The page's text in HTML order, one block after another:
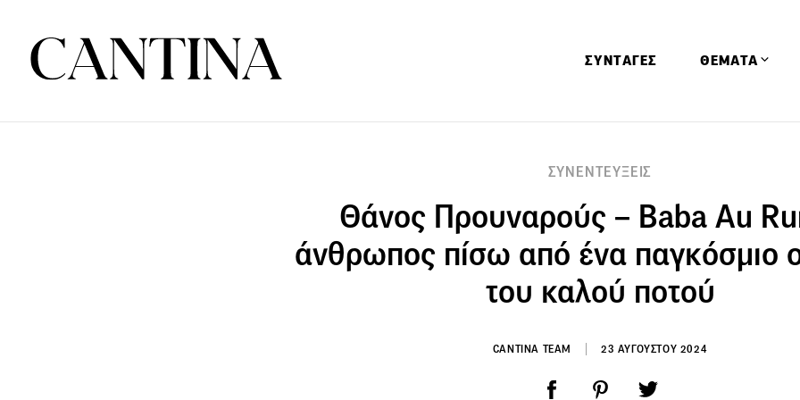
ΣΥΝΤΑΓΕΣ ΘΕΜΑΤΑ
Ειδήσεις
Έρευνες
Παιδί
ΣΥΝΕΝΤΕΥΞΕΙΣ
Θάνος Προυναρούς – Baba Au
άνθρωπος πίσω από ένα παγκόσμιο
του καλού ποτού
CANTINA TEAM 23 ΑΥΓΟΥΣΤΟΥ 2024